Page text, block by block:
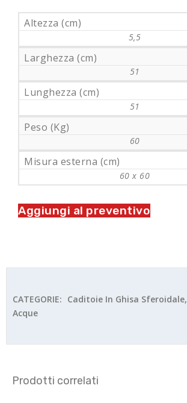
Altezza (cm)
5,5
Larghezza (cm)
51
Lunghezza (cm)
51
Peso (Kg)
60
Misura esterna (cm)
60 x 60
Aggiungi al preventivo
CATEGORIE: Caditoie In Ghisa Sferoidale,
Acque
Prodotti correlati